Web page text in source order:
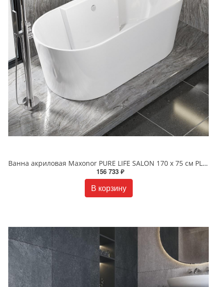
Ванна акриловая Maxonor PURE LIFE SALON 170 х 75 см PL-BT1704 белая
156 733 ₽
В корзину